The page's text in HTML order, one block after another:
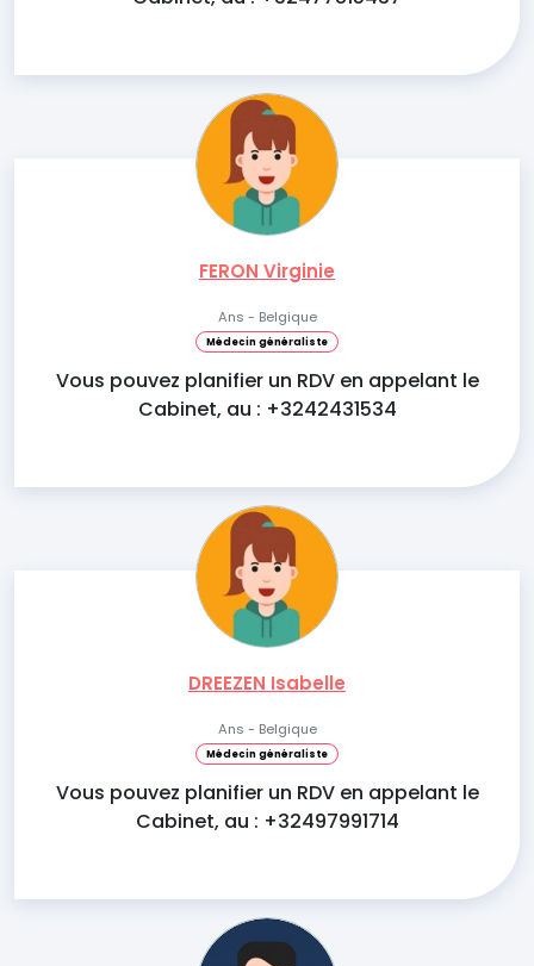
FERON Virginie
Ans - Belgique
Médecin généraliste
Vous pouvez planifier un RDV en appelant le
Cabinet, au : +3242431534
DREEZEN Isabelle
Ans - Belgique
Médecin généraliste
Vous pouvez planifier un RDV en appelant le
Cabinet, au : +32497991714